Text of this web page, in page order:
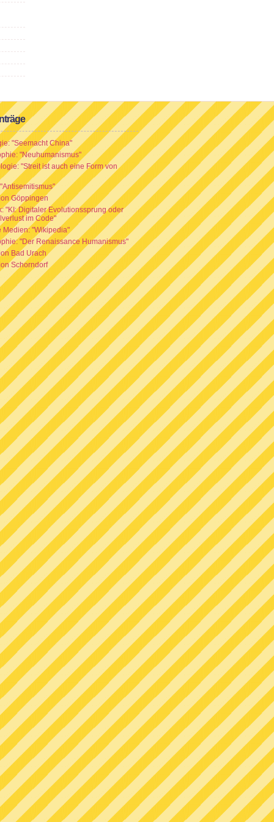
"Seemacht China"
"Neuhumanismus"
"Streit ist auch eine Form von
Göppingen
"KI: Digitaler Evolutionssprung oder
im Code"
Medien: "Wikipedia"
"Der Renaissance Humanismus"
Bad Urach
Schorndorf